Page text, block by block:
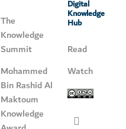
The
Knowledge
Summit
Mohammed
Bin Rashid Al
Maktoum
Knowledge
Digital
Knowledge
Hub
Read
Watch